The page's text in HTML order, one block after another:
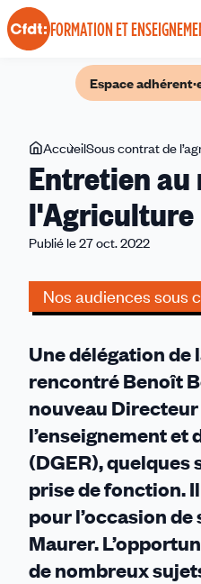
Panneau de gestion des cookies
FORMATION ET
Espace
Vous
êtes
ici
AccueilSous contrat de
Entretien
l'Agriculture
Publié le 27 oct. 2022
Nos audiences sous
Une délégation de
rencontré Benoît
nouveau
l’enseignement et
(DGER), quelques
prise de fonction.
pour l’occasion
Maurer.
de nombreux